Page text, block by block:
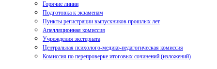
Горячие линии
Подготовка к экзаменам
Пункты регистрации выпускников прошлых лет
Апелляционная комиссия
Учреждения экстерната
Центральная психолого-медико-педагогическая комиссия
Комиссия по перепроверке итоговых сочинений (изложений)